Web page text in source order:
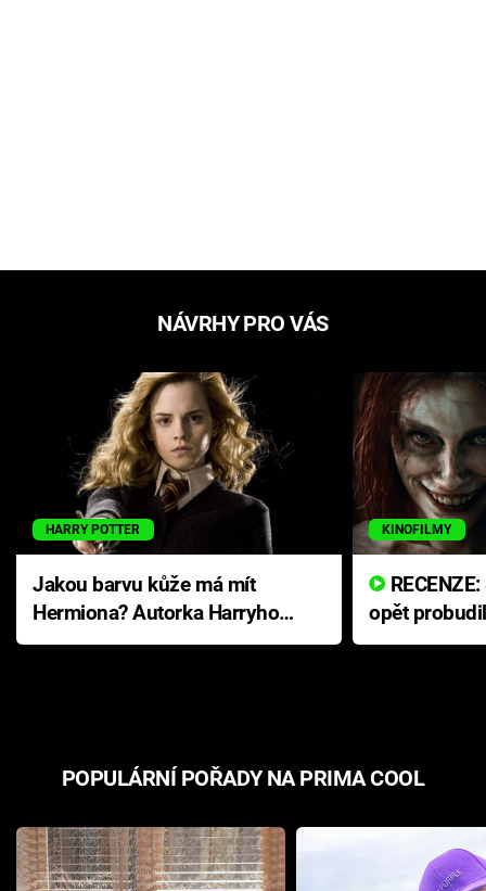
NÁVRHY PRO VÁS
HARRY POTTER
Jakou barvu kůže má mít
Hermiona? Autorka Harryho
Pottera přišla s ráznou
KINOFILMY
opět
přichází s
POPULÁRNÍ POŘADY NA PRIMA COOL